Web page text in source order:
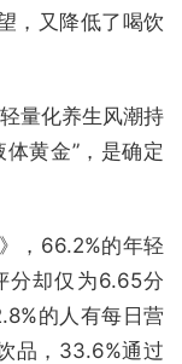
，又降低了喝饮
量化养生风潮持
黄金”，是确定
，66.2%的年轻
分却仅为6.65分
的人有每日营
品，33.6%通过